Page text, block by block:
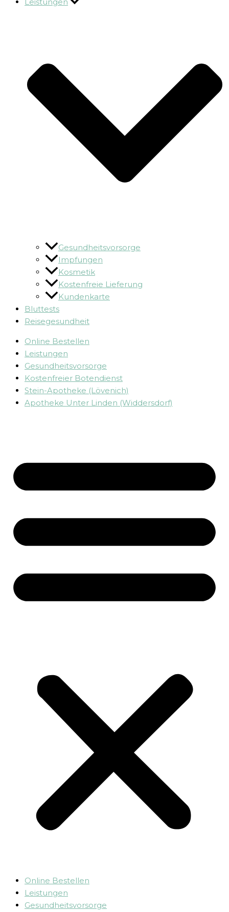
Gesundheitsvorsorge
Impfungen
Kosmetik
Kostenfreie Lieferung
Kundenkarte
Bluttests
Reisegesundheit
Online Bestellen
Leistungen
Gesundheitsvorsorge
Kostenfreier Botendienst
Stein-Apotheke (Lövenich)
Apotheke Unter Linden (Widdersdorf)
Online Bestellen
Leistungen
Gesundheitsvorsorge